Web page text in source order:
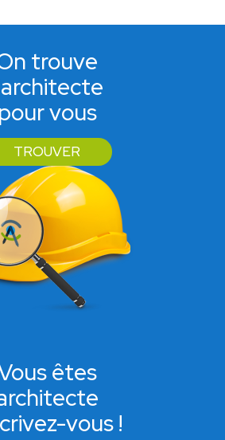
trouve
pour vous
TROUVER
êtes
vous !